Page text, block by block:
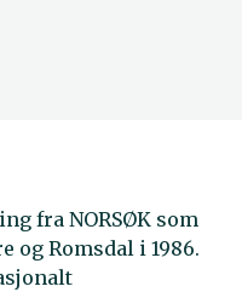
fra NORSØK som
og Romsdal i 1986.